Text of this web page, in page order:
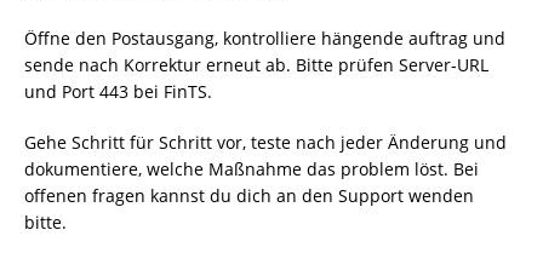
Öffne den Postausgang, kontrolliere hängende auftrag und
sende nach Korrektur erneut ab. Bitte prüfen Server‑URL
und Port 443 bei FinTS.
Gehe Schritt für Schritt vor, teste nach jeder Änderung und
dokumentiere, welche Maßnahme das problem löst. Bei
offenen fragen kannst du dich an den Support wenden
bitte.